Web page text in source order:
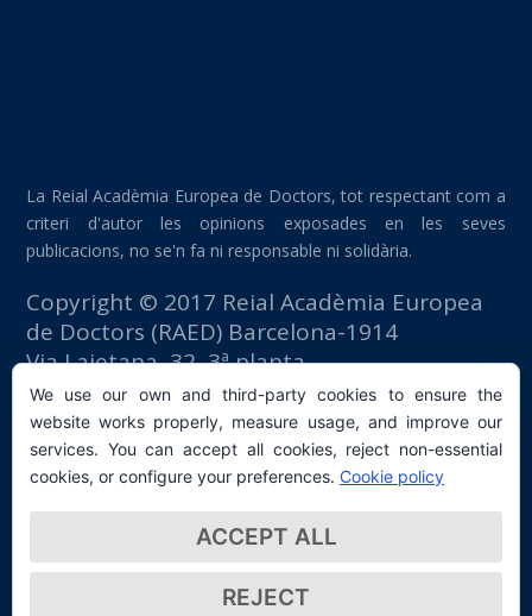
La Reial Acadèmia Europea de Doctors, tot respectant com a
criteri d'autor les opinions exposades en les seves
publicacions, no se'n fa ni responsable ni solidària.
Copyright © 2017 Reial Acadèmia Europea
de Doctors (RAED) Barcelona-1914
Via Laietana, 32, 3ª planta
Edifici Foment del Treball
08003 Barcelona (España)
tlf: +34 93 667 40 54
secretaria@raed.academy
Contacte i subscripció a la Newsletter
Política de privacitat
We use our own and third-party cookies to ensure the
website works properly, measure usage, and improve our
services. You can accept all cookies, reject non-essential
cookies, or configure your preferences. Cookie policy
ACCEPT ALL
REJECT